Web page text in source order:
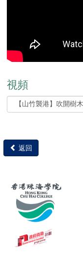
視頻
返回